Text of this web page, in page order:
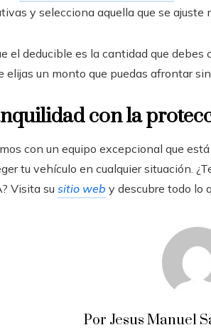
y selecciona aquella que se ajuste
el deducible es la cantidad que debes
elijas un monto que puedas afrontar
con la
con un equipo excepcional que
tu vehículo en cualquier situación.
Visita su sitio web y descubre todo lo
Por Jesus Manuel